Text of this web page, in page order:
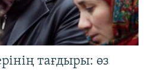
тағдыры: өз